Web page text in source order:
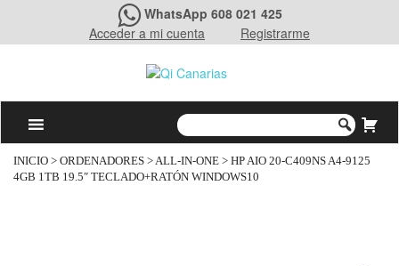
WhatsApp 608 021 425
Acceder a mi cuenta
Registrarme
INICIO > ORDENADORES >ALL-IN-ONE > HP AIO 20-C409NS A4-9125
4GB 1TB 19.5″ TECLADO+RATÓN WINDOWS10